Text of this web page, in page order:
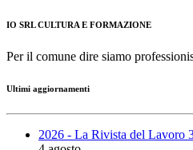
IO SRL CULTURA E FORMAZIONE
Per il comune dire siamo
Ultimi aggiornamenti
2026 - La Rivista del Lavoro